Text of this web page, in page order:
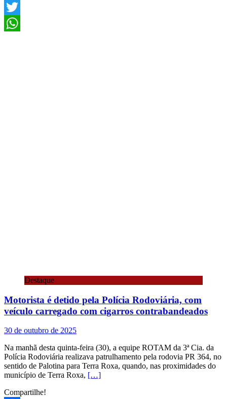
Facebook
Twitter
Destaque
Motorista é detido pela Polícia Rodoviária, com
veículo carregado com cigarros contrabandeados
30 de outubro de 2025
Na manhã desta quinta-feira (30), a equipe ROTAM da 3ª Cia. da
Polícia Rodoviária realizava patrulhamento pela rodovia PR 364, no
sentido de Palotina para Terra Roxa, quando, nas proximidades do
município de Terra Roxa, […]
Compartilhe!